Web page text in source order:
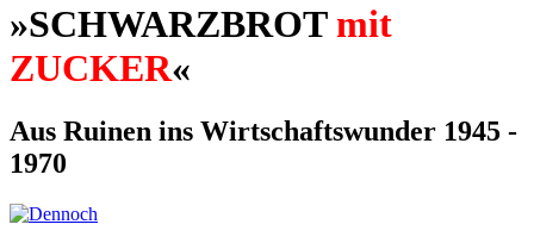
»SCHWARZBROTmit
ZUCKER«
Aus Ruinen ins Wirtschaftswunder 1945 -
1970